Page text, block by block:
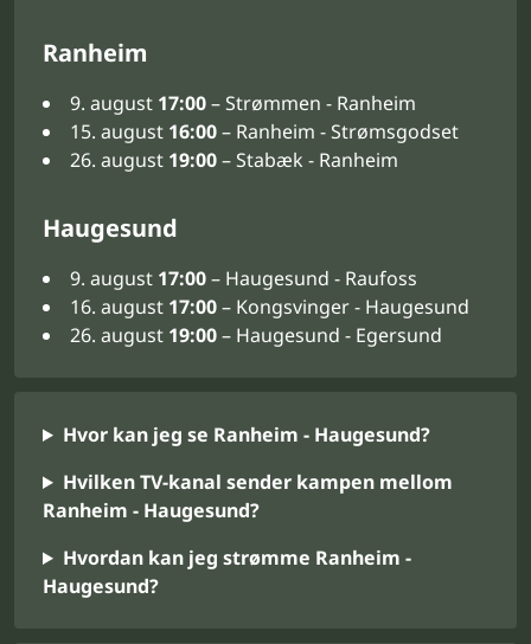
Ranheim
9. august 17:00– Strømmen - Ranheim
15. august 16:00– Ranheim - Strømsgodset
26. august 19:00– Stabæk - Ranheim
Haugesund
9. august 17:00– Haugesund - Raufoss
16. august 17:00– Kongsvinger - Haugesund
26. august 19:00– Haugesund - Egersund
Hvor kan jeg se Ranheim - Haugesund?
Hvilken TV-kanal sender kampen mellom
Ranheim - Haugesund?
Hvordan kan jeg strømme Ranheim -
Haugesund?